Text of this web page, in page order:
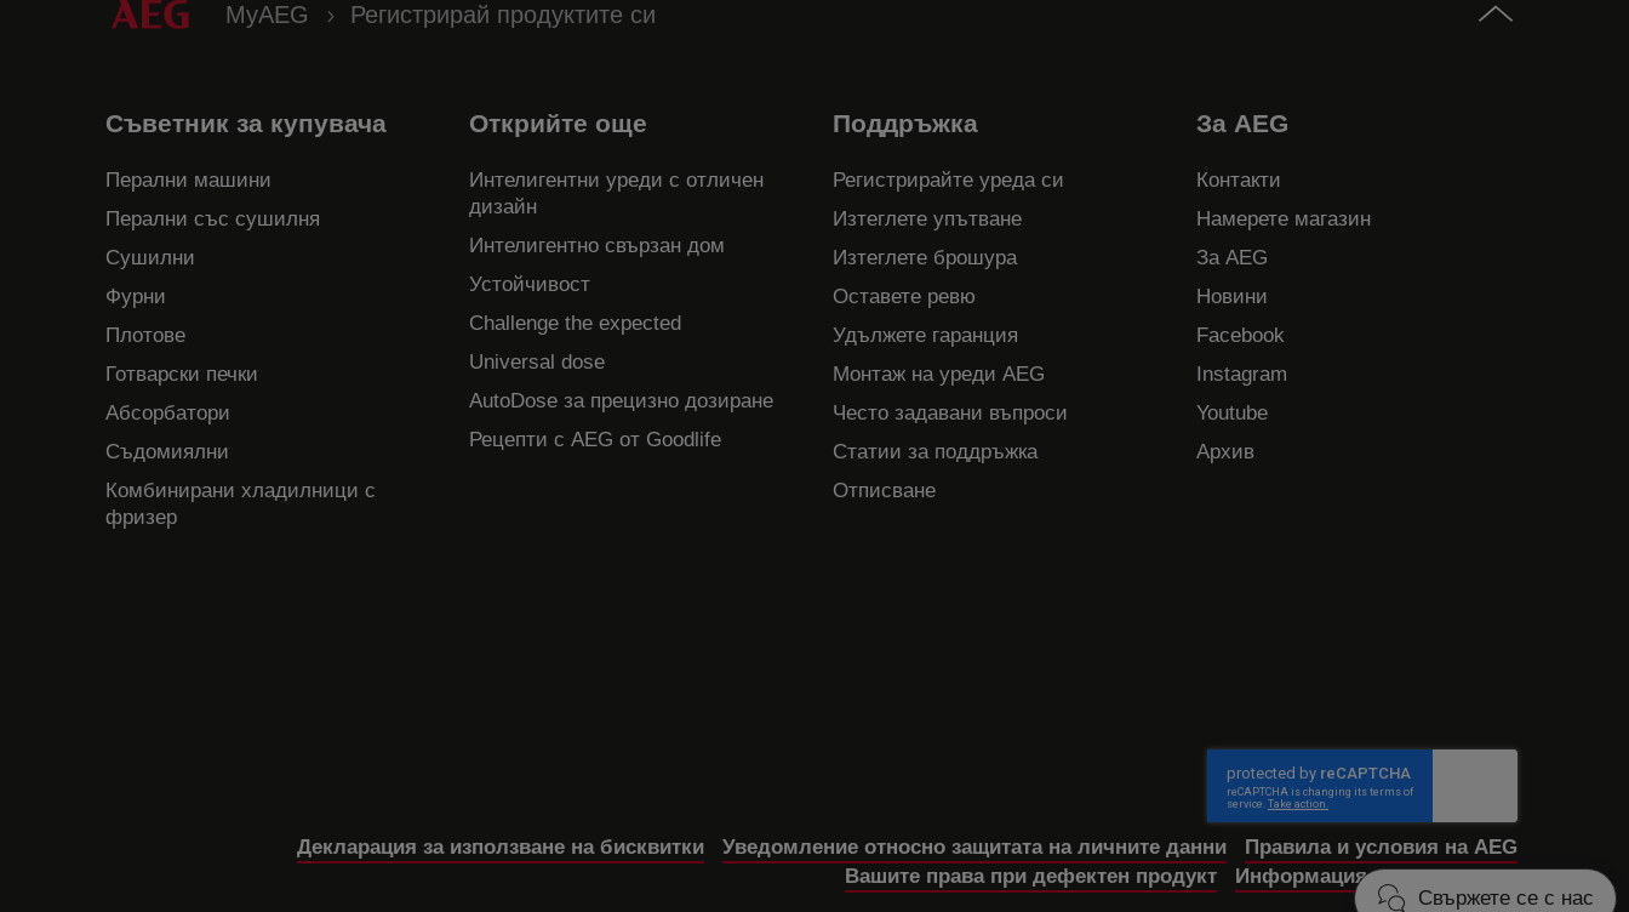
Свържете се с нас
MyAEG Регистрирай продуктите си
Съветник за купувача
Перални машини
Перални със сушилня
Сушилни
Фурни
Плотове
Готварски печки
Абсорбатори
Съдомиялни
Комбинирани хладилници с
фризер
Открийте още
Интелигентни уреди с отличен
дизайн
Интелигентно свързан дом
Устойчивост
Challenge the expected
Universal dose
AutoDose за прецизно дозиране
Рецепти с AEG от Goodlife
Поддръжка
Регистрирайте уреда си
Изтеглете упътване
Изтеглете брошура
Оставете ревю
Удължете гаранция
Монтаж на уреди AEG
Често задавани въпроси
Статии за поддръжка
Отписване
За AEG
Контакти
Намерете магазин
За AEG
Новини
Facebook
Instagram
Youtube
Архив
Правила и условия на AEG
Уведомление относно защитата на личните данни
Декларация за използване на бисквитки
Информация за достъпност
Вашите права при дефектен продукт